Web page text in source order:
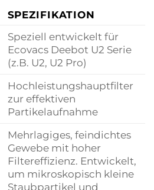
SPEZIFIKATION
Speziell entwickelt für
Ecovacs Deebot U2 Serie
(z.B. U2, U2 Pro)
Hochleistungshauptfilter
zur effektiven
Partikelaufnahme
Mehrlagiges, feindichtes
Gewebe mit hoher
Filtereffizienz. Entwickelt,
um mikroskopisch kleine
Staubpartikel und